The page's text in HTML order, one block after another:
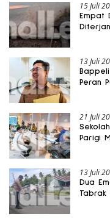
15 Juli
Empat
13 Juli
Peran
21 Juli
Parigi
13 Juli
Dua
Tabrak